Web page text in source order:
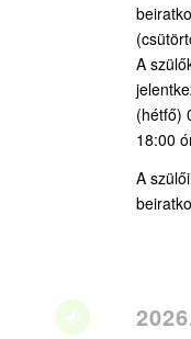
A
(hétfő)
18:00
A